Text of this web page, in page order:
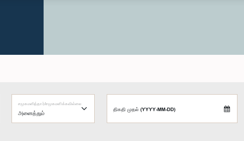
சமூகமளித்தார்/சமூகமளிக்கவில்லை
திகதி முதல் (YYYY-MM-DD)